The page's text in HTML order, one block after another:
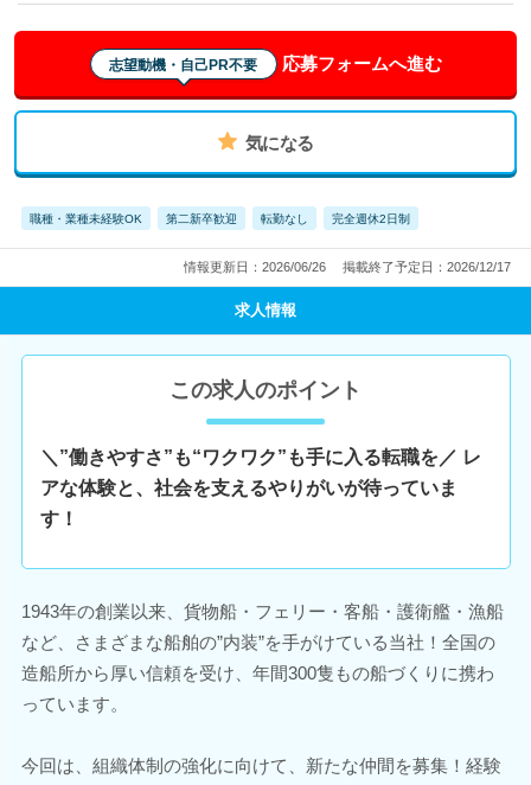
志望動機・自己PR不要 応募フォームへ進む
気になる
職種・業種未経験OK 第二新卒歓迎 転勤なし 完全週休2日制
情報更新日：2026/06/26 掲載終了予定日：2026/12/17
求人情報
この求人のポイント
＼”働きやすさ”も“ワクワク”も手に入る転職を／ レ
アな体験と、社会を支えるやりがいが待っていま
す！
1943年の創業以来、貨物船・フェリー・客船・護衛艦・漁船
など、さまざまな船舶の”内装”を手がけている当社！全国の
造船所から厚い信頼を受け、年間300隻もの船づくりに携わ
っています。
今回は、組織体制の強化に向けて、新たな仲間を募集！経験